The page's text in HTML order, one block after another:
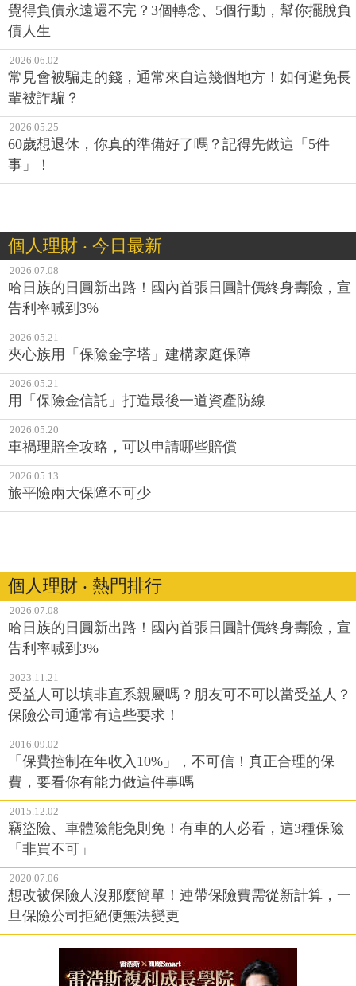
覺得負債永遠還不完？3個轉念、5個行動，幫你擺脫負
債人生
2026.06.02
常見會被騙走的錢，通常來自這幾個地方！如何避免長
輩被詐騙？
2026.05.25
60歲想退休，你真的準備好了嗎？記得先做這「5件
事」！
個人理財 ‧ 今日最新
2026.07.08
哈日族的日圓新出路！國內首張日圓計價終身壽險，宣
告利率喊到3%
2026.05.21
夾心族用「保險金字塔」建構家庭保障
2026.05.21
用「保險金信託」打造最後一道資產防線
2026.05.20
車禍理賠全攻略，可以申請哪些賠償
2026.05.13
旅平險兩大保障不可少
個人理財 ‧ 熱門排行
2026.07.08
哈日族的日圓新出路！國內首張日圓計價終身壽險，宣
告利率喊到3%
2023.11.21
受益人可以填非直系親屬嗎？朋友可不可以當受益人？
保險公司通常有這些要求！
2016.09.02
「保費控制在年收入10%」，不可信！真正合理的保
費，要看你有能力做這件事嗎
2015.12.02
竊盜險、車體險能免則免！有車的人必看，這3種保險
「非買不可」
2020.07.06
想改被保險人沒那麼簡單！連帶保險費需從新計算，一
旦保險公司拒絕便無法變更